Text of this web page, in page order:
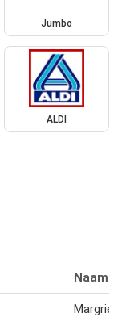
Jumbo
ALDI
Naam
Margriet